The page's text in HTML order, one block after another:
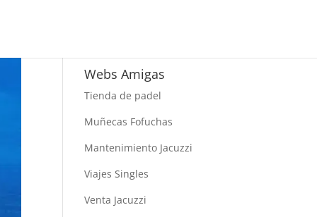
Webs Amigas
Tienda de padel
Muñecas Fofuchas
Mantenimiento Jacuzzi
Viajes Singles
Venta Jacuzzi